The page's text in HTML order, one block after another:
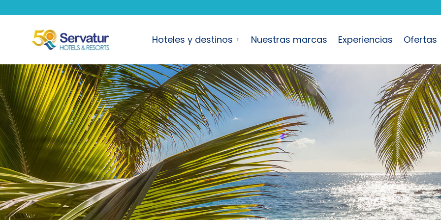
Hoteles y destinos Nuestras marcas Experiencias Ofertas